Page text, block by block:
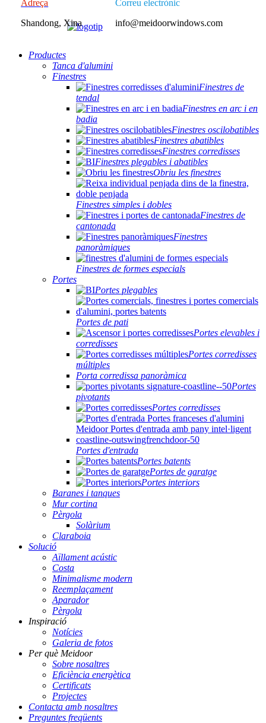
Adreça
Shandong, Xina
Correu electrònic
info@meidoorwindows.com
Productes
Tanca d'alumini
Finestres
Finestres de
tendal
Finestres en arc i en
badia
Finestres oscilobatibles
Finestres abatibles
Finestres corredisses
Finestres plegables i abatibles
Obriu les finestres
Finestres simples i dobles
Finestres de
cantonada
Finestres
panoràmiques
Finestres de formes especials
Portes
Portes plegables
Portes de pati
Portes elevables i
corredisses
Portes corredisses
múltiples
Porta corredissa panoràmica
Portes
pivotants
Portes corredisses
Portes d'entrada
Portes batents
Portes de garatge
Portes interiors
Baranes i tanques
Mur cortina
Pèrgola
Solàrium
Claraboia
Solució
Aïllament acústic
Costa
Minimalisme modern
Reemplaçament
Aparador
Pèrgola
Inspiració
Notícies
Galeria de fotos
Per què Meidoor
Sobre nosaltres
Eficiència energètica
Certificats
Projectes
Contacta amb nosaltres
Preguntes freqüents